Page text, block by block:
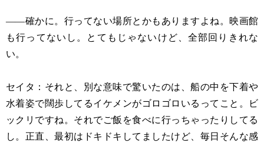
——確かに。行ってない場所とかもありますよね。映画館
も行ってないし。とてもじゃないけど、全部回りきれな
い。
セイタ：それと、別な意味で驚いたのは、船の中を下着や
水着姿で闊歩してるイケメンがゴロゴロいるってこと。ビ
ックリですね。それでご飯を食べに行っちゃったりしてる
し。正直、最初はドキドキしてましたけど、毎日そんな感